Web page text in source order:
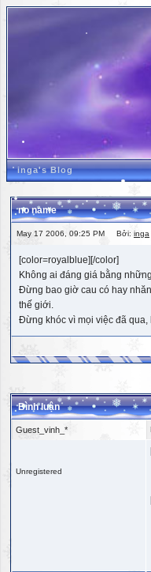
inga's Blog
no name
May 17 2006, 09:25 PM Bởi: inga
[color=royalblue][/color]
Không ai đáng giá bằng
Đừng bao giờ cau có hay
thế giới.
Đừng khóc vì mọi việc đã
Bình luận
Guest_vinh_*
Unregistered